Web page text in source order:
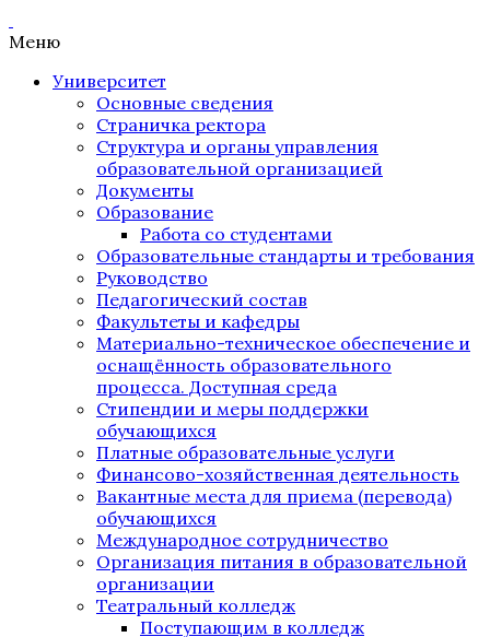
Меню
Университет
Основные сведения
Страничка ректора
Структура и органы управления
образовательной организацией
Документы
Образование
Работа со студентами
Образовательные стандарты и требования
Руководство
Педагогический состав
Факультеты и кафедры
Материально-техническое обеспечение и
оснащённость образовательного
процесса. Доступная среда
Стипендии и меры поддержки
обучающихся
Платные образовательные услуги
Финансово-хозяйственная деятельность
Вакантные места для приема (перевода)
обучающихся
Международное сотрудничество
Организация питания в образовательной
организации
Театральный колледж
Поступающим в колледж